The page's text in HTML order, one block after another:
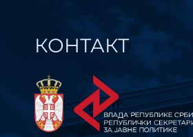
КОНТАКТ